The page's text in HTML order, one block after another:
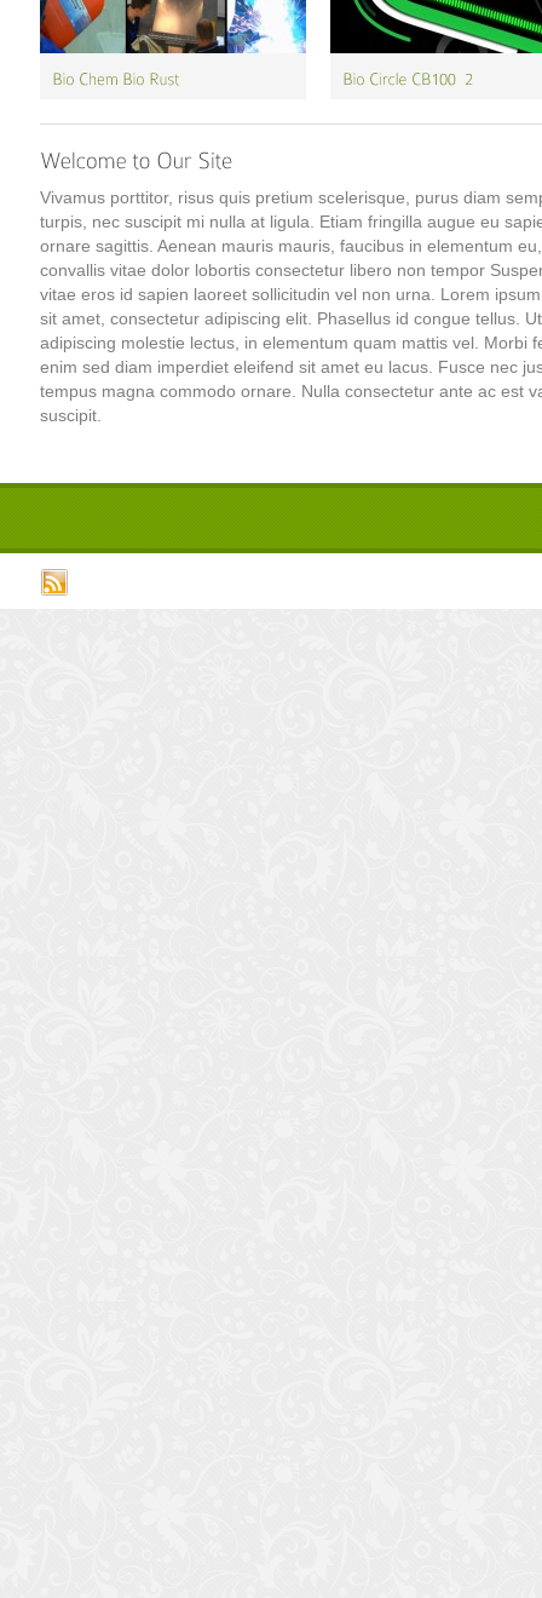
Vivamus porttitor, risus quis pretium scelerisque, purus diam
turpis, nec suscipit mi nulla at ligula. Etiam fringilla augue eu
ornare sagittis. Aenean mauris mauris, faucibus in elementum eu,
convallis vitae dolor lobortis consectetur libero non tempor
vitae eros id sapien laoreet sollicitudin vel non urna. Lorem
sit amet, consectetur adipiscing elit. Phasellus id congue tellus. Ut
adipiscing molestie lectus, in elementum quam mattis vel. Morbi
enim sed diam imperdiet eleifend sit amet eu lacus. Fusce nec
tempus magna commodo ornare. Nulla consectetur ante ac est
suscipit.